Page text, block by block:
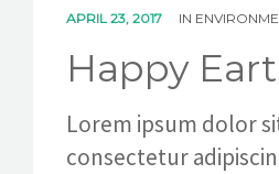
APRIL 23, 2017 IN
Happy
Lorem ipsum dolor
consectetur